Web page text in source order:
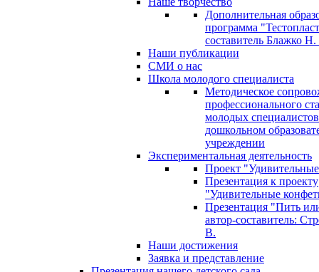
Дополнительная
программа
составитель Блажко
Наши публикации
СМИ о нас
Школа молодого специалиста
Методическое
профессионального
молодых
дошкольном
учреждении
Экспериментальная деятельность
Проект
Презентация к проекту
"Удивительные
Презентация "Пить
автор-составитель:
В.
Наши достижения
Заявка и представление